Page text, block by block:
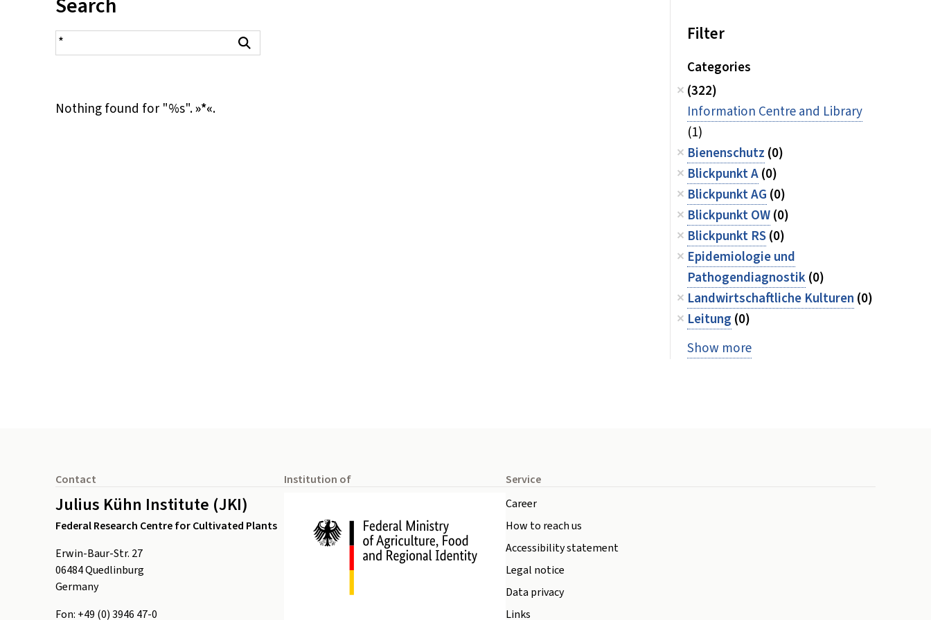
search result
Nothing found for "%s".»*«.
Filter
Categories
(322)
Information Centre and Library
(1)
Bienenschutz (0)
Blickpunkt A(0)
Blickpunkt AG (0)
Blickpunkt OW(0)
Blickpunkt RS(0)
Epidemiologie und
Pathogendiagnostik(0)
Landwirtschaftliche Kulturen (0)
Leitung (0)
Show more
Contact
Julius Kühn Institute (JKI)
Federal Research Centre for Cultivated Plants
Erwin-Baur-Str. 27
06484Quedlinburg
Germany
Fon: +49 (0) 3946 47-0
Institution of
Service
Career
How to reach us
Accessibility statement
Legal notice
Data privacy
Links